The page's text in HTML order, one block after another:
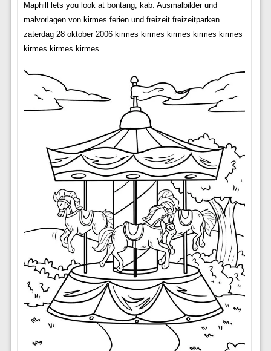
Maphill lets you look at bontang, kab. Ausmalbilder und
malvorlagen von kirmes ferien und freizeit freizeitparken
zaterdag 28 oktober 2006 kirmes kirmes kirmes kirmes kirmes
kirmes kirmes kirmes.